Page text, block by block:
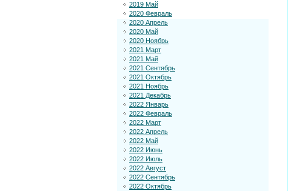
2019 Май
2020 Февраль
2020 Апрель
2020 Май
2020 Ноябрь
2021 Март
2021 Май
2021 Сентябрь
2021 Октябрь
2021 Ноябрь
2021 Декабрь
2022 Январь
2022 Февраль
2022 Март
2022 Апрель
2022 Май
2022 Июнь
2022 Июль
2022 Август
2022 Сентябрь
2022 Октябрь